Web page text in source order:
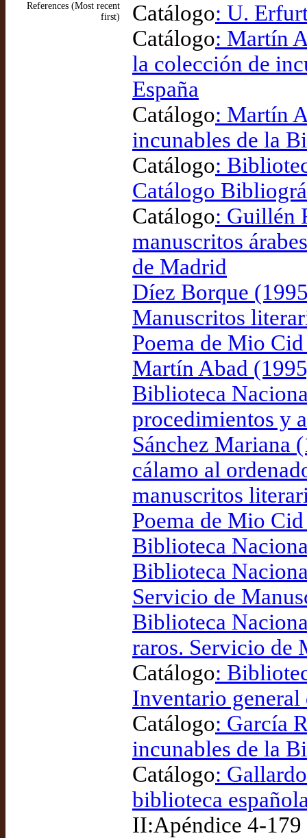
References (Most recent
first)
Catálogo: U.
Catálogo: Martín
la colección de
España
Catálogo: Martín
incunables de la
Catálogo:
Catálogo
Catálogo: Guillén
manuscritos
de Madrid
Díez Borque
Manuscritos
Poema de Mio
Martín Abad
Biblioteca
procedimientos y
Sánchez Mariana
cálamo al
manuscritos
Poema de Mio
Biblioteca
Biblioteca
Servicio de
Biblioteca
raros. Servicio de
Catálogo:
Inventario
Catálogo: García
incunables de la
Catálogo:
biblioteca
II:Apéndice 4-179